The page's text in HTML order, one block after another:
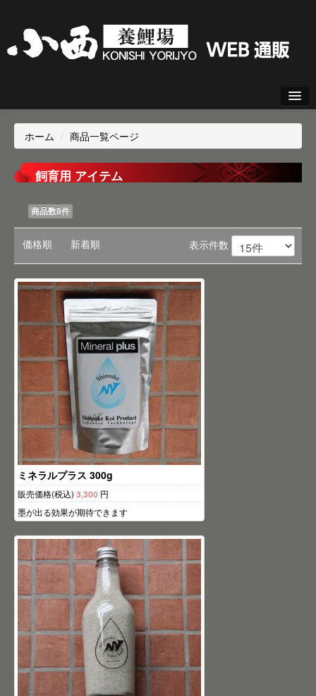
ログイン
ホーム / 商品一覧ページ
飼育用 アイテム
商品数8件
価格順 新着順 表示件数
ミネラルプラス 300g
販売価格(税込) 3,300 円
墨が出る効果が期待できます